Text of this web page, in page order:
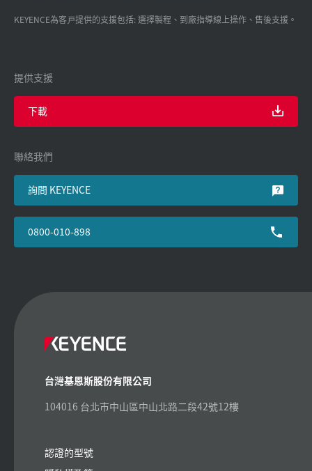
KEYENCE為客戸提供的支援包括: 選擇製程、到廠指導線上操作、售後支援。
提供支援
下載
聯絡我們
詢問 KEYENCE
0800-010-898
台灣基恩斯股份有限公司
104016 台北市中山區中山北路二段42號12樓
認證的型號